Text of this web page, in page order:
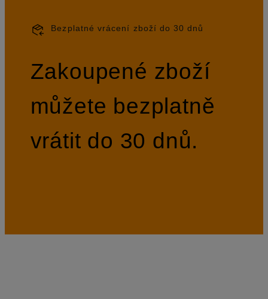
Bezplatné vrácení zboží do 30 dnů
Zakoupené zboží
můžete bezplatně
vrátit do 30 dnů.